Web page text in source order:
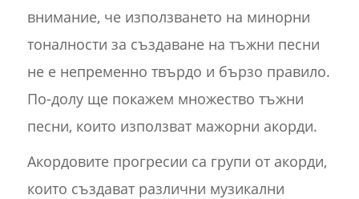
внимание, че използването на минорни
тоналности за създаване на тъжни песни
не е непременно твърдо и бързо правило.
По-долу ще покажем множество тъжни
песни, които използват мажорни акорди.
Акордовите прогресии са групи от акорди,
които създават различни музикални